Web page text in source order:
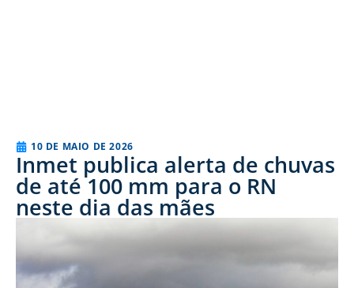
10 DE MAIO DE 2026
Inmet publica alerta de chuvas
de até 100 mm para o RN
neste dia das mães